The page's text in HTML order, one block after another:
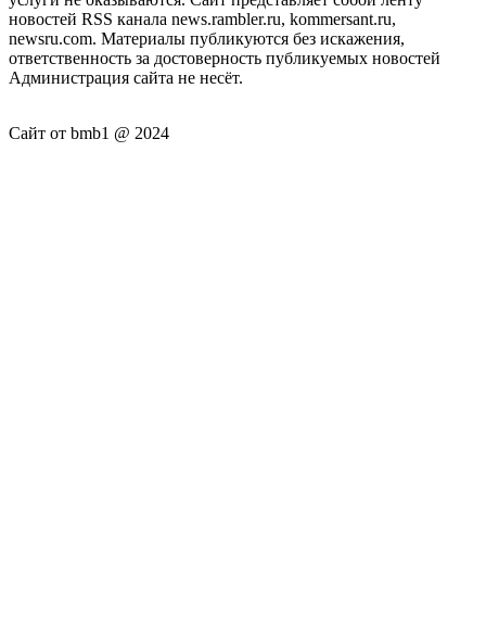
новостей RSS канала news.rambler.ru, kommersant.ru,
newsru.com. Материалы публикуются без искажения,
ответственность за достоверность публикуемых новостей
Администрация сайта не несёт.
Сайт от bmb1 @ 2024